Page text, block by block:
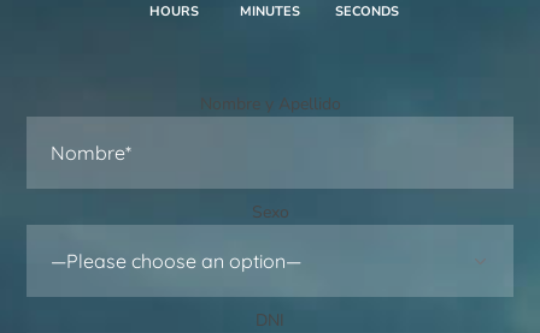
HOURS MINUTES SECONDS
Nombre y Apellido
Sexo
DNI